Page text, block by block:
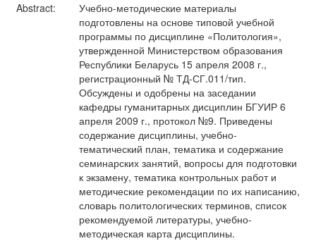
Abstract:
Учебно-методические материалы
подготовлены на основе типовой учебной
программы по дисциплине «Политология»,
утвержденной Министерством образования
Республики Беларусь 15 апреля 2008 г.,
регистрационный № ТД-СГ.011/тип.
Обсуждены и одобрены на заседании
кафедры гуманитарных дисциплин БГУИР 6
апреля 2009 г., протокол №9. Приведены
содержание дисциплины, учебно-
тематический план, тематика и содержание
семинарских занятий, вопросы для подготовки
к экзамену, тематика контрольных работ и
методические рекомендации по их написанию,
словарь политологических терминов, список
рекомендуемой литературы, учебно-
методическая карта дисциплины.